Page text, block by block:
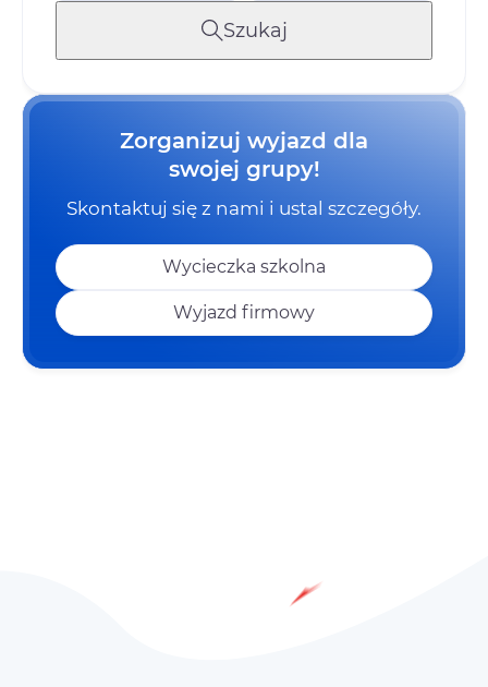
Szukaj
Zorganizuj wyjazd dla
swojej grupy!
Skontaktuj się z nami i ustal szczegóły.
Wycieczka szkolna
Wyjazd firmowy